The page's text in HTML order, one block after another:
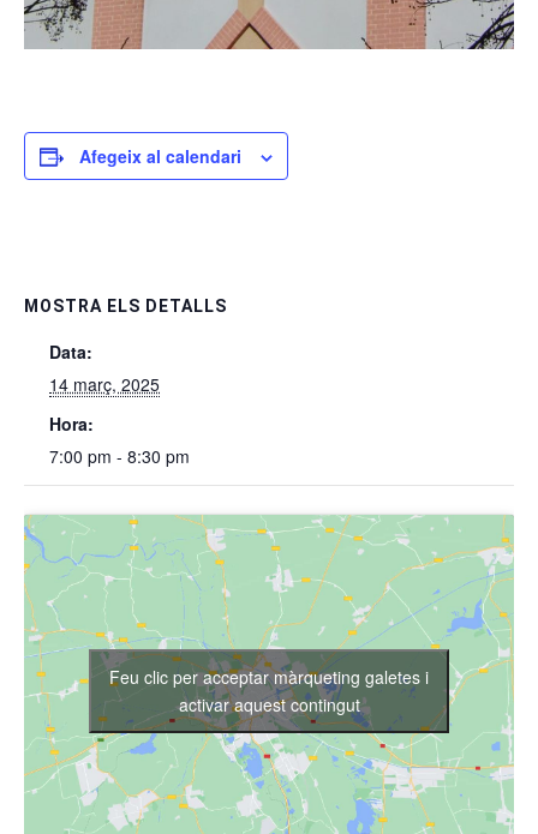
Afegeix al calendari
MOSTRA ELS DETALLS
Data:
14 març, 2025
Hora:
7:00 pm - 8:30 pm
Feu clic per acceptar màrqueting galetes i
activar aquest contingut